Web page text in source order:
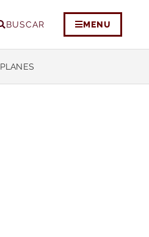
BUSCAR MENU
PLANES